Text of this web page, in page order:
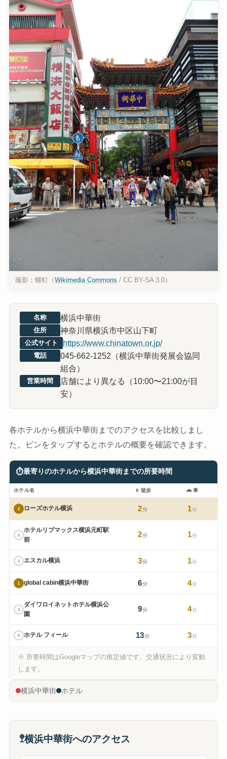
撮影：螺钉（Wikimedia Commons / CC BY-SA 3.0）
名称 横浜中華街
住所 神奈川県横浜市中区山下町
公式サイト https://www.chinatown.or.jp/
電話
045-662-1252（横浜中華街発展会協同
組合）
営業時間
店舗により異なる（10:00〜21:00が目
安）
各ホテルから横浜中華街までのアクセスを比較しまし
た。ピンをタップするとホテルの概要を確認できます。
⏱最寄りのホテルから横浜中華街までの所要時間
ホテル名 🚶 徒歩 🚗 車
2 ローズホテル横浜 2分 1分
6
ホテルリブマックス横浜元町駅
前
2分 1分
4 エスカル横浜 3分 1分
1 global cabin横浜中華街 6分 4分
3
ダイワロイネットホテル横浜公
園
9分 4分
5 ホテル フィール 13分 3分
※ 所要時間はGoogleマップの推定値です。交通状況により変動
します。
4
横浜中華街 ホテル
🚏横浜中華街へのアクセス